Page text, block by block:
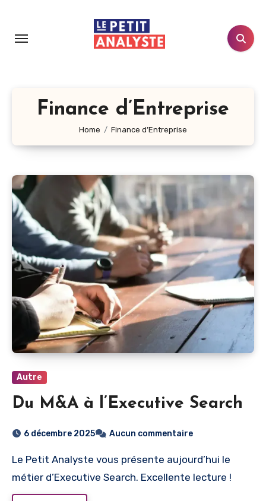
contenu
Finance d’Entreprise
Home Finance d’Entreprise
Autre
Du M&A à l’Executive Search
6 décembre 2025 Aucun commentaire
Le Petit Analyste vous présente aujourd’hui le
métier d’Executive Search. Excellente lecture !